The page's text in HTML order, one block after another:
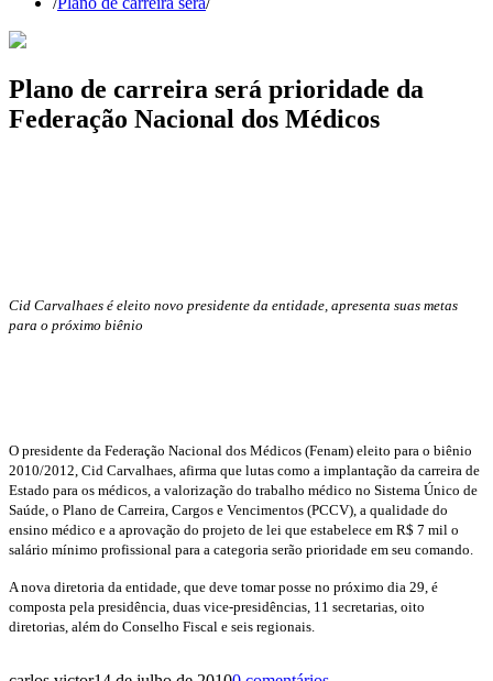
Plano de carreira será prioridade da
Federação Nacional dos Médicos
Cid Carvalhaes é eleito novo presidente da entidade, apresenta suas metas
para o próximo biênio
O presidente da Federação Nacional dos Médicos (Fenam) eleito para o biênio
2010/2012, Cid Carvalhaes, afirma que lutas como a implantação da carreira de
Estado para os médicos, a valorização do trabalho médico no Sistema Único de
Saúde, o Plano de Carreira, Cargos e Vencimentos (PCCV), a qualidade do
ensino médico e a aprovação do projeto de lei que estabelece em R$ 7 mil o
salário mínimo profissional para a categoria serão prioridade em seu comando.
A nova diretoria da entidade, que deve tomar posse no próximo dia 29, é
composta pela presidência, duas vice-presidências, 11 secretarias, oito
diretorias, além do Conselho Fiscal e seis regionais.